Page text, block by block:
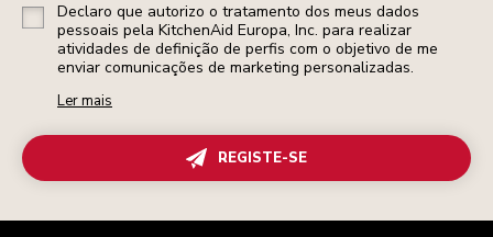
Declaro que autorizo o tratamento dos meus dados
pessoais pela KitchenAid Europa, Inc. para realizar
atividades de definição de perfis com o objetivo de me
enviar comunicações de marketing personalizadas.
Ler mais
REGISTE-SE